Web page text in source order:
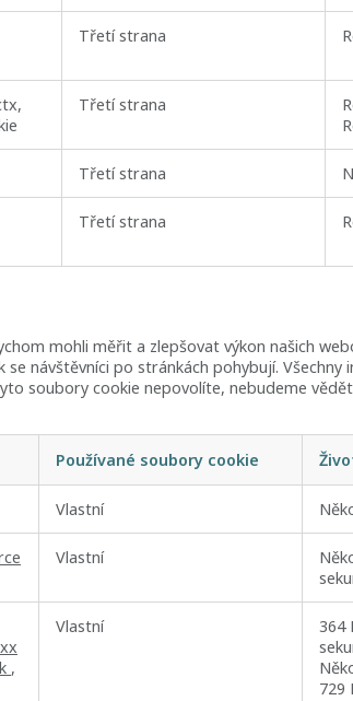
Třetí strana
Třetí strana
Třetí strana
Třetí strana
mohli měřit a zlepšovat výkon našich
návštěvníci po stránkách pohybují.
soubory cookie nepovolíte, nebudeme
Používané soubory cookie
Vlastní
Vlastní
,
Vlastní
364
729